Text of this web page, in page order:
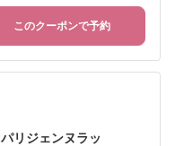
このクーポンで予約
リジェンヌラッ